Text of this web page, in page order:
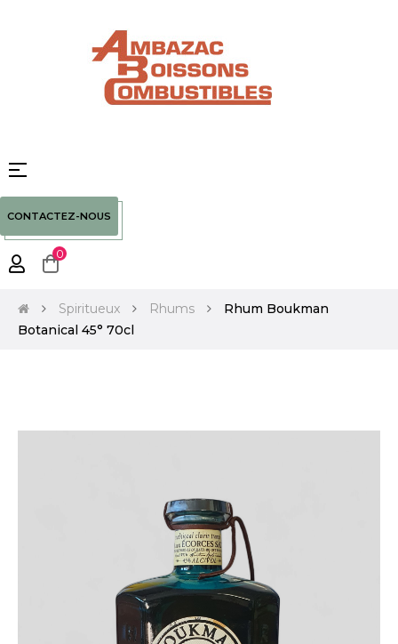
Basculer
☰
CONTACTEZ-NOUS
0
Spiritueux Rhums
Rhum Boukman
Botanical 45° 70cl